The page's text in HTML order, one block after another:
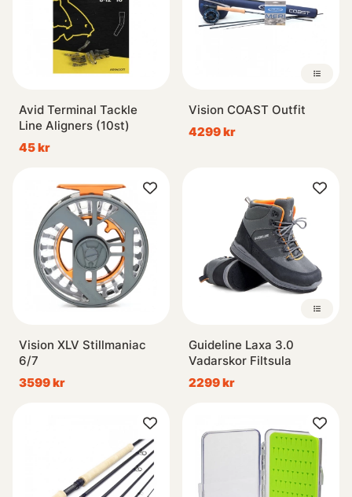
Avid Terminal Tackle
Line Aligners (10st)
45 kr
Vision COAST Outfit
4299 kr
Vision XLV Stillmaniac
6/7
3599 kr
Guideline Laxa 3.0
Vadarskor Filtsula
2299 kr